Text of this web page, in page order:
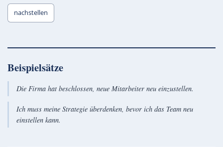
nachstellen
Beispielsätze
Die Firma hat beschlossen, neue Mitarbeiter neu einzustellen.
Ich muss meine Strategie überdenken, bevor ich das Team neu
einstellen kann.